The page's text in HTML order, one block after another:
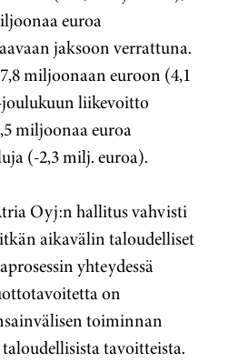
euroa
jaksoon verrattuna.
miljoonaan euroon (4,1
liikevoitto
miljoonaa euroa
(-2,3 milj. euroa).
Oyj:n hallitus vahvisti
aikavälin taloudelliset
yhteydessä
on
toiminnan
tavoitteista.